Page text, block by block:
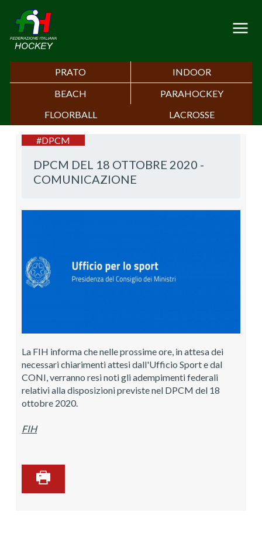
PRATO
INDOOR
BEACH
PARAHOCKEY
FLOORBALL
LACROSSE
DPCM DEL 18 OTTOBRE 2020 -
COMUNICAZIONE
#DPCM
La FIH informa che nelle prossime ore, in attesa dei
necessari chiarimenti attesi dall'Ufficio Sport e dal
CONI, verranno resi noti gli adempimenti federali
relativi alla disposizioni previste nel DPCM del 18
ottobre 2020.
FIH